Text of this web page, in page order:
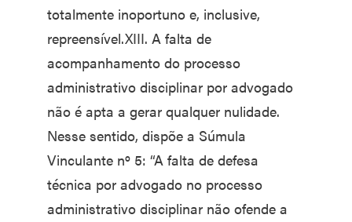
totalmente inoportuno e, inclusive,
repreensível.XIII. A falta de
acompanhamento do processo
administrativo disciplinar por advogado
não é apta a gerar qualquer nulidade.
Nesse sentido, dispõe a Súmula
Vinculante nº 5: “A falta de defesa
técnica por advogado no processo
administrativo disciplinar não ofende a